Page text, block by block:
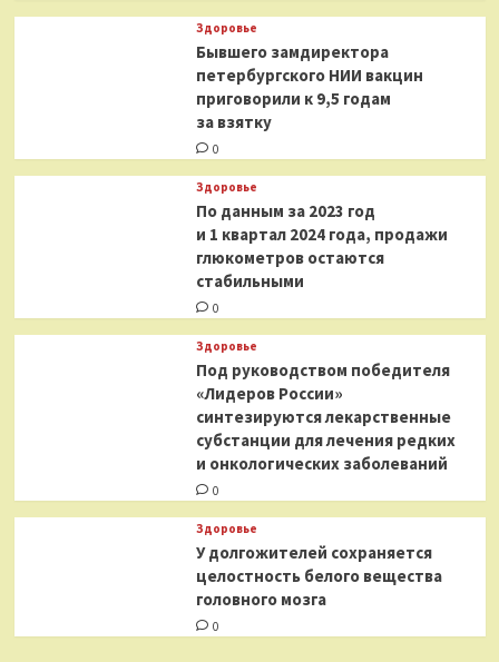
Здоровье
Бывшего замдиректора
петербургского НИИ вакцин
приговорили к 9,5 годам
за взятку
0
Здоровье
По данным за 2023 год
и 1 квартал 2024 года, продажи
глюкометров остаются
стабильными
0
Здоровье
Под руководством победителя
«Лидеров России»
синтезируются лекарственные
субстанции для лечения редких
и онкологических заболеваний
0
Здоровье
У долгожителей сохраняется
целостность белого вещества
головного мозга
0